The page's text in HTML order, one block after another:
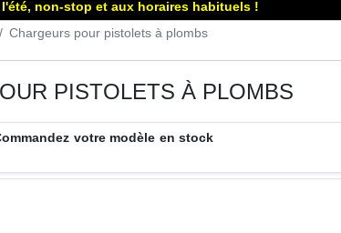
non-stop et aux horaires habituels !
Chargeurs pour pistolets à plombs
PISTOLETS À PLOMBS
votre modèle en stock